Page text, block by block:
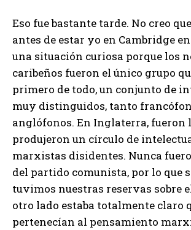
Eso fue bastante tarde. No creo
antes de estar yo en Cambridge en
una situación curiosa porque los
caribeños fueron el único grupo
primero de todo, un conjunto de
muy distinguidos, tanto
anglófonos. En Inglaterra, fueron
produjeron un círculo de
marxistas disidentes. Nunca
del partido comunista, por lo que
tuvimos nuestras reservas sobre
otro lado estaba totalmente claro
pertenecían al pensamiento